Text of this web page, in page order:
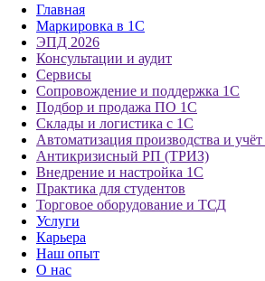
Главная
Маркировка в 1С
ЭПД 2026
Консультации и аудит
Сервисы
Сопровождение и поддержка 1С
Подбор и продажа ПО 1С
Склады и логистика с 1С
Автоматизация производства и
Антикризисный РП (ТРИЗ)
Внедрение и настройка 1С
Практика для студентов
Торговое оборудование и ТСД
Услуги
Карьера
Наш опыт
О нас